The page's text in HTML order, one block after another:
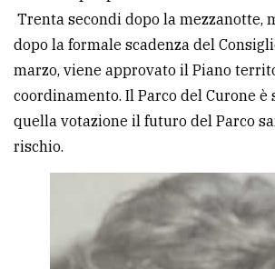
Trenta secondi dopo la mezzanotte,
dopo la formale scadenza del
marzo, viene approvato il Piano
coordinamento. Il Parco del Curone è
quella votazione il futuro del Parco
rischio.